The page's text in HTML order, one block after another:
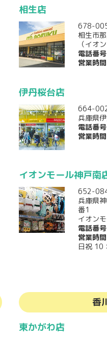
相生店
678-
相生市
（イオ
電話番号
営業時間
伊丹桜台店
664-
兵庫県
電話番号
営業時間
イオンモール神戸南
652-
兵庫県
番1
イオン
電話番号
営業時間
日祝 10
香
東かがわ店